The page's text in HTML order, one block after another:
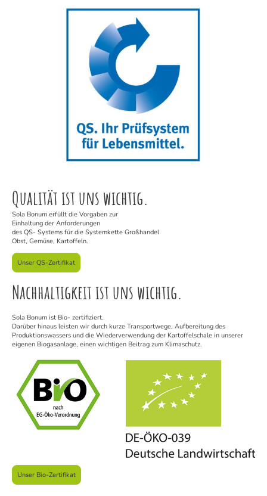
Qualität ist uns wichtig.
Sola Bonum erfüllt die Vorgaben zur
Einhaltung der Anforderungen
des QS- Systems für die Systemkette Großhandel
Obst, Gemüse, Kartoffeln.
Unser QS-Zertifikat
Nachhaltigkeit ist uns wichtig.
Sola Bonum ist Bio- zertifiziert.
Darüber hinaus leisten wir durch kurze Transportwege, Aufbereitung des
Produktionswassers und die Wiederverwendung der Kartoffelschale in unserer
eigenen Biogasanlage, einen wichtigen Beitrag zum Klimaschutz.
Unser Bio-Zertifikat